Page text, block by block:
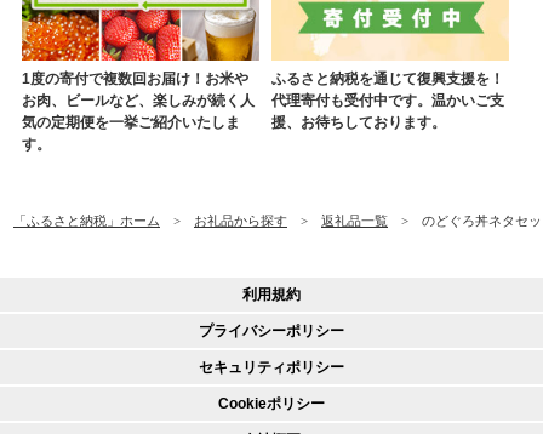
1度の寄付で複数回お届け！お米や
お肉、ビールなど、楽しみが続く人
気の定期便を一挙ご紹介いたしま
す。
ふるさと納税を通じて復興支援を！
代理寄付も受付中です。温かいご支
援、お待ちしております。
「ふるさと納税」ホーム お礼品から探す 返礼品一覧 のどぐろ丼ネタセ
利用規約
プライバシーポリシー
セキュリティポリシー
Cookieポリシー